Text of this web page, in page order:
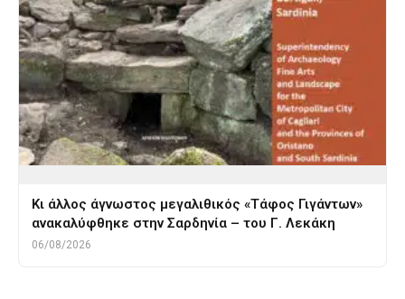
Κι άλλος άγνωστος μεγαλιθικός «Τάφος Γιγάντων»
ανακαλύφθηκε στην Σαρδηνία – του Γ. Λεκάκη
06/08/2026